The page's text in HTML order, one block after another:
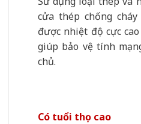
cửa thép chống
được nhiệt độ cực
giúp bảo vệ tính
chủ.
Có tuổi thọ cao